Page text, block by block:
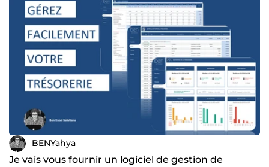
BENYahya
Je vais vous fournir un logiciel de gestion de